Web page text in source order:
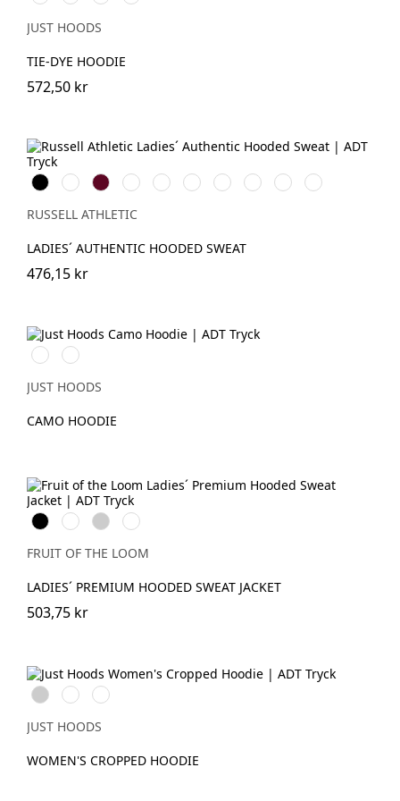
Cloud Pink
Marble
Sunset
Dip
Dye
JUST HOODS
TIE-DYE HOODIE
572,50 kr
BlackWhiteBurgundy
French
Navy
Bright
Royal
Bottle
Green
Classic
Red
FuchsiaConvoy
Grey
Light
Oxford
RUSSELL ATHLETIC
LADIES´ AUTHENTIC HOODED SWEAT
476,15 kr
Green
Camo
Black
Camo
JUST HOODS
CAMO HOODIE
BlackWhiteHeather
Grey
Deep
Navy
FRUIT OF THE LOOM
LADIES´ PREMIUM HOODED SWEAT JACKET
503,75 kr
Heather
Grey
Jet
Black
Dusty
Pink
JUST HOODS
WOMEN'S CROPPED HOODIE